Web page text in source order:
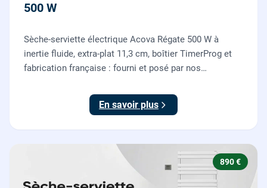
500 W
Sèche-serviette électrique Acova Régate 500 W à
inertie fluide, extra-plat 11,3 cm, boîtier TimerProg et
fabrication française : fourni et posé par nos
En savoir plus
890 €